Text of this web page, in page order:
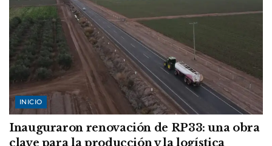
INICIO
Inauguraron renovación de RP33: una obra
clave para la producción y la logística